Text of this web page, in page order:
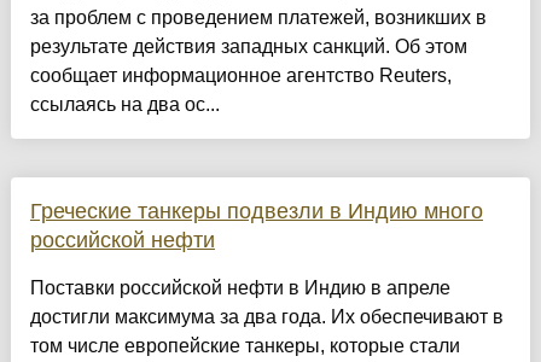
за проблем с проведением платежей, возникших в
результате действия западных санкций. Об этом
сообщает информационное агентство Reuters,
ссылаясь на два ос...
Греческие танкеры подвезли в Индию много
российской нефти
Поставки российской нефти в Индию в апреле
достигли максимума за два года. Их обеспечивают в
том числе европейские танкеры, которые стали